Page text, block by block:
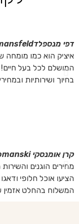
דפי מנספלד
איציק הוא כמו מומחה
המושלם לכל בעל חיים!
בחיוך ושירותיות
קרן אומנסקי
מחירים הוגנים
המשלוח בהחלט אזמין